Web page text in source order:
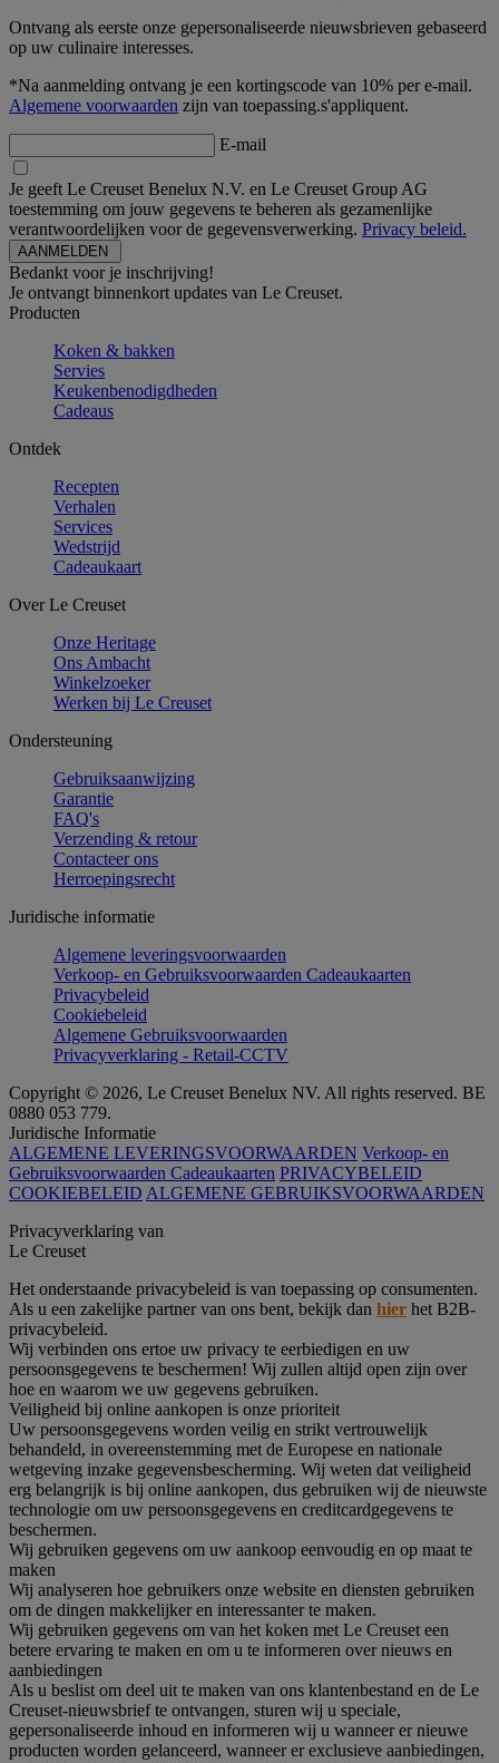
Ontvang als eerste onze gepersonaliseerde nieuwsbrieven gebaseerd
op uw culinaire interesses.
*Na aanmelding ontvang je een kortingscode van 10% per e-mail.
Algemene voorwaarden zijn van toepassing.s'appliquent.
E-mail
Je geeft Le Creuset Benelux N.V. en Le Creuset Group AG
toestemming om jouw gegevens te beheren als gezamenlijke
verantwoordelijken voor de gegevensverwerking. Privacy beleid.
Bedankt voor je inschrijving!
Je ontvangt binnenkort updates van Le Creuset.
Producten
Koken & bakken
Servies
Keukenbenodigdheden
Cadeaus
Ontdek
Recepten
Verhalen
Services
Wedstrijd
Cadeaukaart
Over Le Creuset
Onze Heritage
Ons Ambacht
Winkelzoeker
Werken bij Le Creuset
Ondersteuning
Gebruiksaanwijzing
Garantie
FAQ's
Verzending & retour
Contacteer ons
Herroepingsrecht
Juridische informatie
Algemene leveringsvoorwaarden
Verkoop- en Gebruiksvoorwaarden Cadeaukaarten
Privacybeleid
Cookiebeleid
Algemene Gebruiksvoorwaarden
Privacyverklaring - Retail-CCTV
Copyright © 2026, Le Creuset Benelux NV. All rights reserved. BE
0880 053 779.
Juridische Informatie
ALGEMENE LEVERINGSVOORWAARDEN Verkoop- en
Gebruiksvoorwaarden Cadeaukaarten PRIVACYBELEID
COOKIEBELEID ALGEMENE GEBRUIKSVOORWAARDEN
Privacyverklaring van
Le Creuset
Het onderstaande privacybeleid is van toepassing op consumenten.
Als u een zakelijke partner van ons bent, bekijk dan hier het B2B-
privacybeleid.
Wij verbinden ons ertoe uw privacy te eerbiedigen en uw
persoonsgegevens te beschermen! Wij zullen altijd open zijn over
hoe en waarom we uw gegevens gebruiken.
Veiligheid bij online aankopen is onze prioriteit
Uw persoonsgegevens worden veilig en strikt vertrouwelijk
behandeld, in overeenstemming met de Europese en nationale
wetgeving inzake gegevensbescherming. Wij weten dat veiligheid
erg belangrijk is bij online aankopen, dus gebruiken wij de nieuwste
technologie om uw persoonsgegevens en creditcardgegevens te
beschermen.
Wij gebruiken gegevens om uw aankoop eenvoudig en op maat te
maken
Wij analyseren hoe gebruikers onze website en diensten gebruiken
om de dingen makkelijker en interessanter te maken.
Wij gebruiken gegevens om van het koken met Le Creuset een
betere ervaring te maken en om u te informeren over nieuws en
aanbiedingen
Als u beslist om deel uit te maken van ons klantenbestand en de Le
Creuset-nieuwsbrief te ontvangen, sturen wij u speciale,
gepersonaliseerde inhoud en informeren wij u wanneer er nieuwe
producten worden gelanceerd, wanneer er exclusieve aanbiedingen,